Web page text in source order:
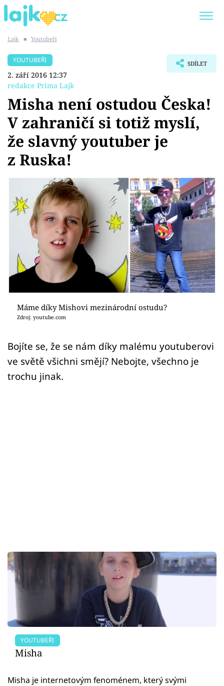
SHOPAHOLICADEL
Témata
Showbyznys
Youtubeři
Virály
Sex a vztahy
Videa
Sledujte prima+
Přihlášení
Sledujte nás
Lajk ■ Youtubeři
YOUTUBEŘI
2. září 2016 12:37
redakce Prima Lajk
SDÍLET
Misha není ostudou Česka!
V zahraničí si totiž myslí,
že slavný youtuber je
z Ruska!
Máme díky Mishovi mezinárodní ostudu?
Zdroj: youtube.com
Bojíte se, že se nám díky malému youtuberovi
ve světě všichni smějí? Nebojte, všechno je
trochu jinak.
YOUTUBEŘI
Misha
Misha je internetovým fenoménem, který svými